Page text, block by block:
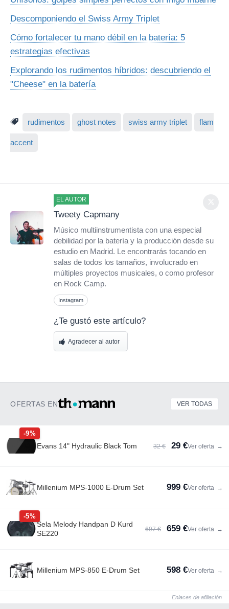
Descomponiendo el Swiss Army Triplet
Cómo fortalecer tu mano débil en la batería: 5
estrategias efectivas
Explorando los rudimentos híbridos: descubriendo el
"Cheese" en la batería
rudimentos ghost notes swiss army triplet flam
accent
EL AUTOR
Tweety Capmany
Músico multiinstrumentista con una especial
debilidad por la batería y la producción desde su
estudio en Madrid. Le encontrarás tocando en
salas de todos los tamaños, involucrado en
múltiples proyectos musicales, o como profesor
en Rock Camp.
Instagram
¿Te gustó este artículo?
Agradecer al autor
OFERTAS EN VER TODAS
-9%
Evans 14" Hydraulic Black Tom 32 € 29 €Ver oferta →
Millenium MPS-1000 E-Drum Set 999 €Ver oferta →
-5%
Sela Melody Handpan D Kurd
SE220
697 € 659 €Ver oferta →
Millenium MPS-850 E-Drum Set 598 €Ver oferta →
Enlaces de afiliación